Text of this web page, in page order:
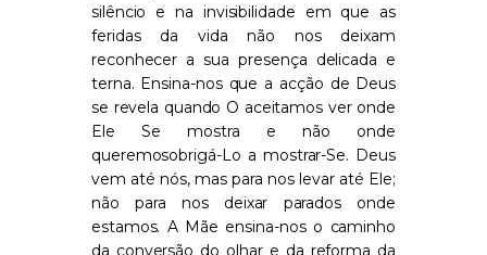
silêncio e na invisibilidade em que as
feridas da vida não nos deixam
reconhecer a sua presença delicada e
terna. Ensina-nos que a acção de Deus
se revela quando O aceitamos ver onde
Ele Se mostra e não onde
queremosobrigá-Lo a mostrar-Se. Deus
vem até nós, mas para nos levar até Ele;
não para nos deixar parados onde
estamos. A Mãe ensina-nos o caminho
da conversão do olhar e da reforma da